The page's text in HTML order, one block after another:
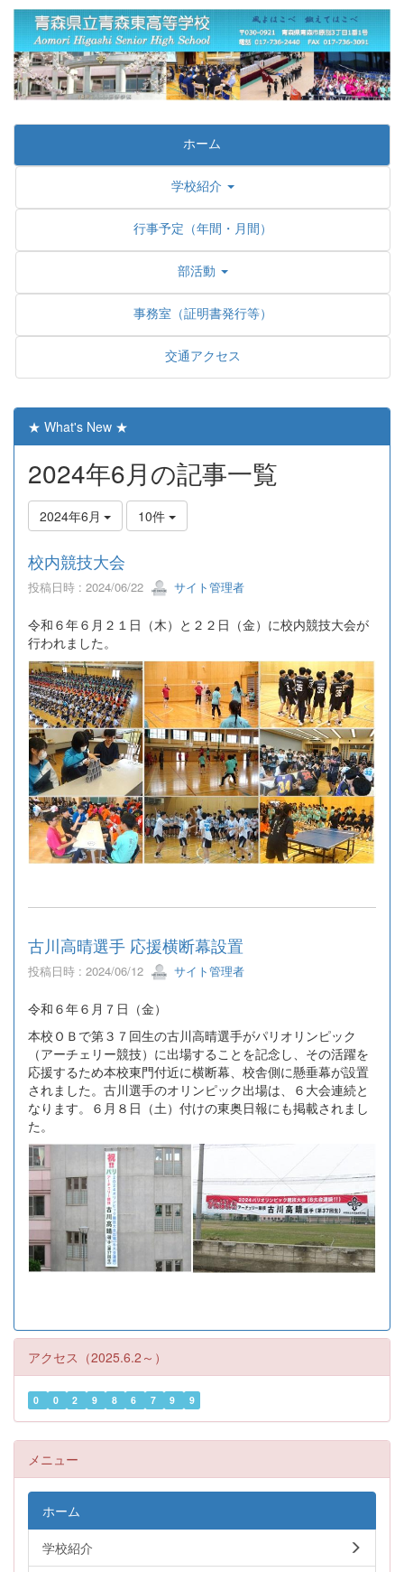
ホーム
学校紹介
行事予定（年間・月間）
部活動
事務室（証明書発行等）
交通アクセス
★ What's New ★
2024年6月の記事一覧
2024年6月 10件
校内競技大会
投稿日時 : 2024/06/22 サイト管理者
令和６年６月２１日（木）と２２日（金）に校内競技大会が
行われました。
古川高晴選手 応援横断幕設置
投稿日時 : 2024/06/12 サイト管理者
令和６年６月７日（金）
本校ＯＢで第３７回生の古川高晴選手がパリオリンピック
（アーチェリー競技）に出場することを記念し、その活躍を
応援するため本校東門付近に横断幕、校舎側に懸垂幕が設置
されました。古川選手のオリンピック出場は、６大会連続と
なります。６月８日（土）付けの東奥日報にも掲載されまし
た。
アクセス（2025.6.2～）
0 0 2 9 8 6 7 9 9
メニュー
ホーム
学校紹介